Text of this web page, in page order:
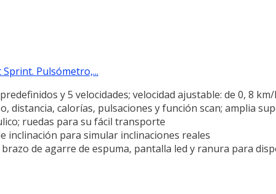
Pulsómetro,...
y 5 velocidades; velocidad ajustable: de 0, 8
distancia, calorías, pulsaciones y función scan; amplia
ruedas para su fácil transporte
inclinación para simular inclinaciones reales
de agarre de espuma, pantalla led y ranura para